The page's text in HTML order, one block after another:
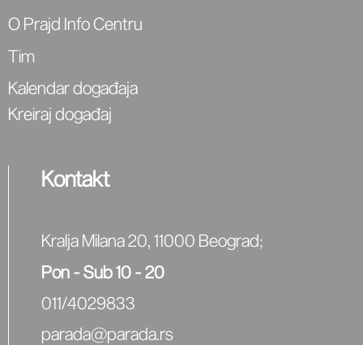
O Prajd Info Centru
Tim
Kalendar događaja
Kreiraj događaj
Kontakt
Kralja Milana 20, 11000 Beograd;
Pon - Sub 10 - 20
011/4029833
parada@parada.rs